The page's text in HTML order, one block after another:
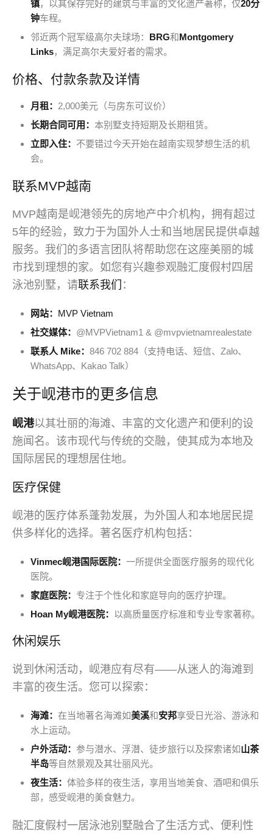
镇，以其保存完好的建筑与丰富的文化遗产著称，仅20分
钟车程。
邻近两个冠军级高尔夫球场： BRG和Montgomery
Links，满足高尔夫爱好者的需求。
价格、付款条款及详情
月租： 2,000美元（与房东可议价）
长期合同可用： 本别墅支持短期及长期租赁。
立即入住： 不要错过今天开始在越南实现梦想生活的机
会。
联系MVP越南
MVP越南是岘港领先的房地产中介机构，拥有超过
5年的经验，致力于为国外人士和当地居民提供卓越
服务。我们的多语言团队将帮助您在这座美丽的城
市找到理想的家。如您有兴趣参观融汇度假村四居
泳池别墅，请联系我们 ：
网站： MVP Vietnam
社交媒体： @MVPVietnam1 & @mvpvietnamrealestate
联系人 Mike： 846 702 884（支持电话、短信、Zalo、
WhatsApp、Kakao Talk）
关于岘港市的更多信息
岘港以其壮丽的海滩、丰富的文化遗产和便利的设
施闻名。该市现代与传统的交融，使其成为本地及
国际居民的理想居住地。
医疗保健
岘港的医疗体系蓬勃发展，为外国人和本地居民提
供多样化的选择。著名医疗机构包括：
Vinmec岘港国际医院： 一所提供全面医疗服务的现代化
医院。
家庭医院： 专注于个性化和家庭导向的医疗护理。
Hoan My岘港医院： 以高质量医疗标准和专业专家著称。
休闲娱乐
说到休闲活动，岘港应有尽有——从迷人的海滩到
丰富的夜生活。您可以探索：
海滩： 在当地著名海滩如美溪和安邦享受日光浴、游泳和
水上运动。
户外活动： 参与潜水、浮潜、徒步旅行以及探索诸如山茶
半岛等自然景观及其壮丽风光。
夜生活： 体验多样的夜生活，享用当地美食、酒吧和俱乐
部，感受岘港的美食魅力。
融汇度假村一居泳池别墅融合了生活方式、便利性